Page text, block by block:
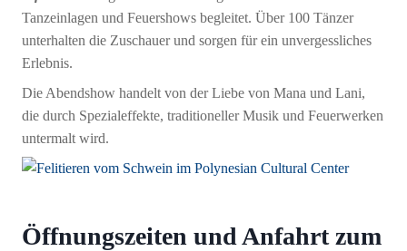
Tanzeinlagen und Feuershows begleitet. Über 100 Tänzer
unterhalten die Zuschauer und sorgen für ein unvergessliches
Erlebnis.
Die Abendshow handelt von der Liebe von Mana und Lani,
die durch Spezialeffekte, traditioneller Musik und Feuerwerken
untermalt wird.
Öffnungszeiten und Anfahrt zum